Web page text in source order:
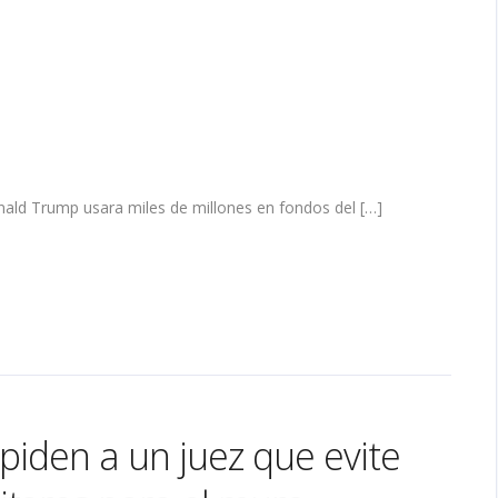
Trump usara miles de millones en fondos del […]
a un juez que evite